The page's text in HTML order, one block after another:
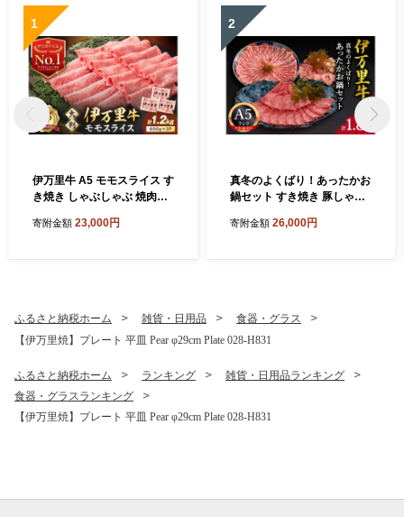
1
伊万里牛 A5 モモスライス す
き焼き しゃぶしゃぶ 焼肉用
国産 牛肉 赤身 薄切り 小分け
寄附金額 23,000円
2
真冬のよくばり！あったかお
鍋セット すき焼き 豚しゃぶ
寄附金額 26,000円
ふるさと納税ホーム 雑貨・日用品
食器・グラス
【伊万里焼】プレート 平皿 Pear φ29cm Plate 028-H831
ふるさと納税ホーム ランキング
雑貨・日用品ランキング
食器・グラスランキング
【伊万里焼】プレート 平皿 Pear φ29cm Plate 028-H831